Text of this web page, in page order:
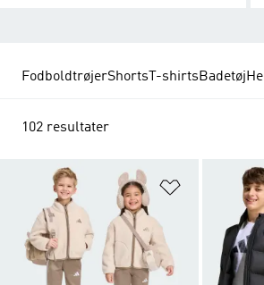
FodboldtrøjerShorts T-shirtsBadetøj
102 resultater
Føj til